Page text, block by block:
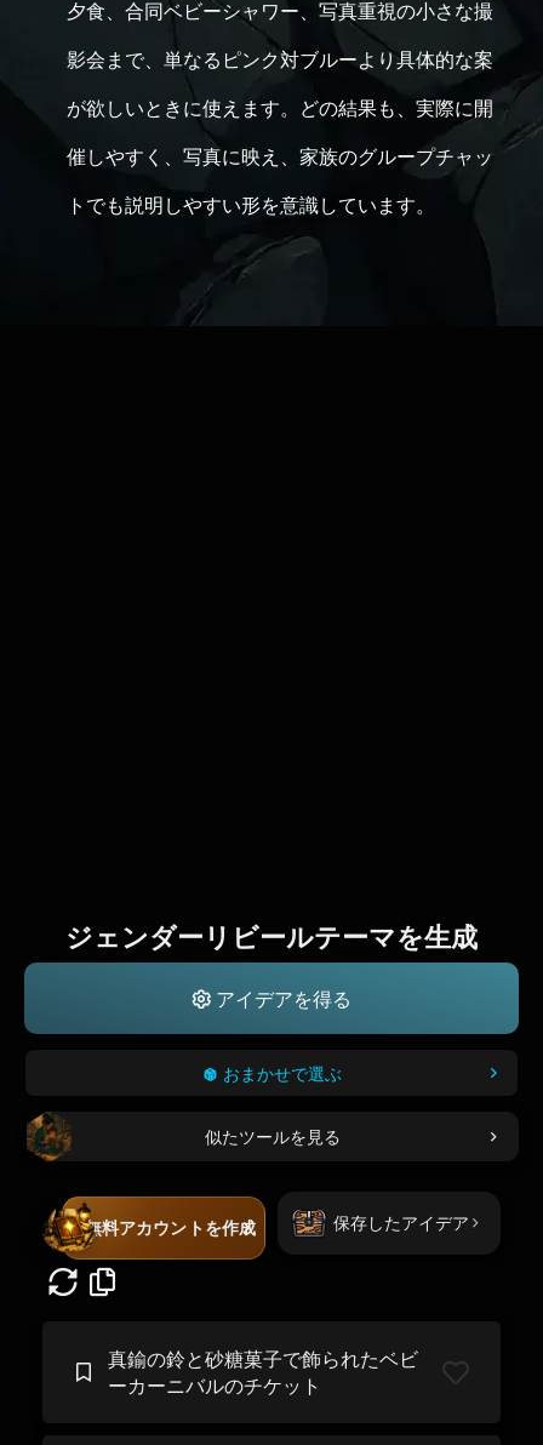
夕食、合同ベビーシャワー、写真重視の小さな撮
影会まで、単なるピンク対ブルーより具体的な案
が欲しいときに使えます。どの結果も、実際に開
催しやすく、写真に映え、家族のグループチャッ
トでも説明しやすい形を意識しています。
ジェンダーリビールテーマを生成
アイデアを得る
おまかせで選ぶ
似たツールを見る
無料アカウントを作成 保存したアイデア
真鍮の鈴と砂糖菓子で飾られたベビ
ーカーニバルのチケット